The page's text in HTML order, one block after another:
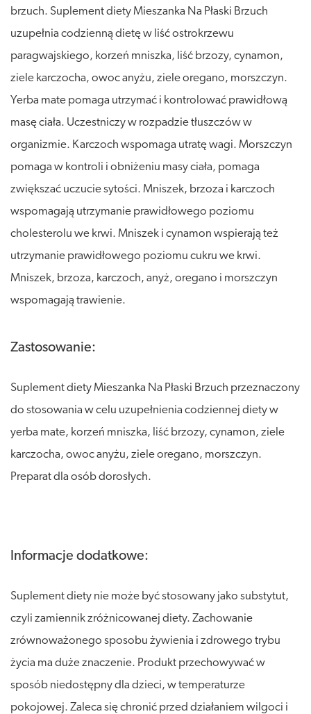
brzuch. Suplement diety Mieszanka Na Płaski Brzuch
uzupełnia codzienną dietę w liść ostrokrzewu
paragwajskiego, korzeń mniszka, liść brzozy, cynamon,
ziele karczocha, owoc anyżu, ziele oregano, morszczyn.
Yerba mate pomaga utrzymać i kontrolować prawidłową
masę ciała. Uczestniczy w rozpadzie tłuszczów w
organizmie. Karczoch wspomaga utratę wagi. Morszczyn
pomaga w kontroli i obniżeniu masy ciała, pomaga
zwiększać uczucie sytości. Mniszek, brzoza i karczoch
wspomagają utrzymanie prawidłowego poziomu
cholesterolu we krwi. Mniszek i cynamon wspierają też
utrzymanie prawidłowego poziomu cukru we krwi.
Mniszek, brzoza, karczoch, anyż, oregano i morszczyn
wspomagają trawienie.
Zastosowanie:
Suplement diety Mieszanka Na Płaski Brzuch przeznaczony
do stosowania w celu uzupełnienia codziennej diety w
yerba mate, korzeń mniszka, liść brzozy, cynamon, ziele
karczocha, owoc anyżu, ziele oregano, morszczyn.
Preparat dla osób dorosłych.
Informacje dodatkowe:
Suplement diety nie może być stosowany jako substytut,
czyli zamiennik zróżnicowanej diety. Zachowanie
zrównoważonego sposobu żywienia i zdrowego trybu
życia ma duże znaczenie. Produkt przechowywać w
sposób niedostępny dla dzieci, w temperaturze
pokojowej. Zaleca się chronić przed działaniem wilgoci i